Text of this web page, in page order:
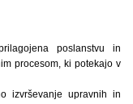
poslanstvu in
procesom, ki potekajo v
izvrševanje upravnih in